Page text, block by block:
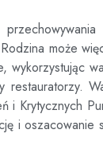
może
i Krytycznych
i oszacowanie